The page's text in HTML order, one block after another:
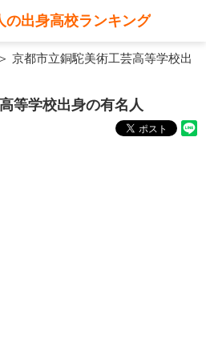
の出身高校ランキング
＞ 京都市立銅駝美術工芸高等学校出
等学校出身の有名人